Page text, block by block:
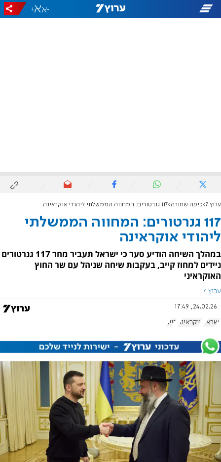
-
+
ערוץ 7 כיפה שחורה 117 גנרטורים: המחווה הממשלתי ליהודי אוקראינה
117 גנרטורים: המחווה הממשלתי
ליהודי אוקראינה
במהלך השיחה הודיע סער כי ישראל תעביר מחר 117 גנרטורים
ניידים למחוז קייב, בעקבות שיחה שניהל עם שר החוץ
האוקראיני
ערוץ 7
24.02.26, 17:49
ישראל אוקראינה קייב